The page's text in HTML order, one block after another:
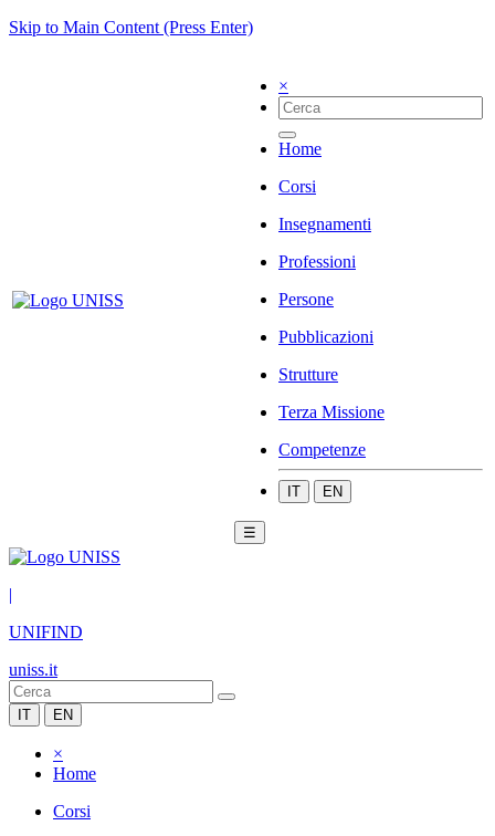
Skip to Main Content (Press Enter)
×
Home
Corsi
Insegnamenti
Professioni
Persone
Pubblicazioni
Strutture
Terza Missione
Competenze
IT EN
☰
|
UNIFIND
uniss.it
IT EN
×
Home
Corsi